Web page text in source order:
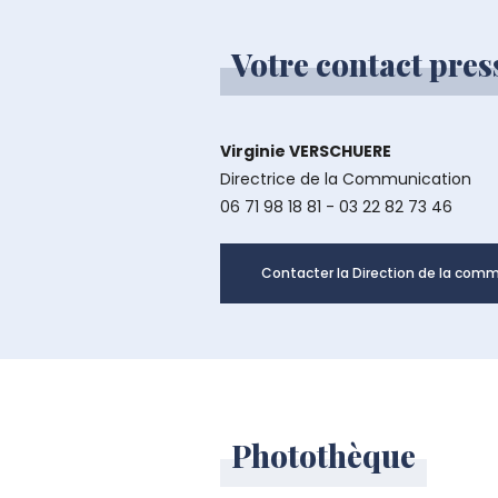
Votre contact
Virginie VERSCHUERE
Directrice de la Communication
06 71 98 18 81 -03 22 82 73 46
Contacter la Direction de la
Photothèque